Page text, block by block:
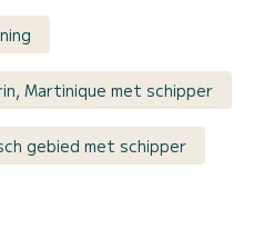
Martinique met schipper
gebied met schipper